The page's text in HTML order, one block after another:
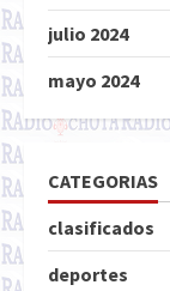
julio 2024
mayo 2024
CATEGORIAS
clasificados
deportes